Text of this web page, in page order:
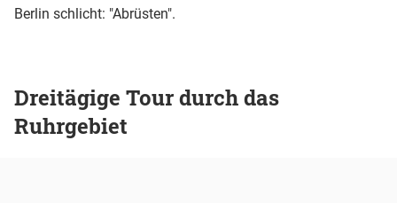
Berlin schlicht: "Abrüsten".
Dreitägige Tour durch das
Ruhrgebiet